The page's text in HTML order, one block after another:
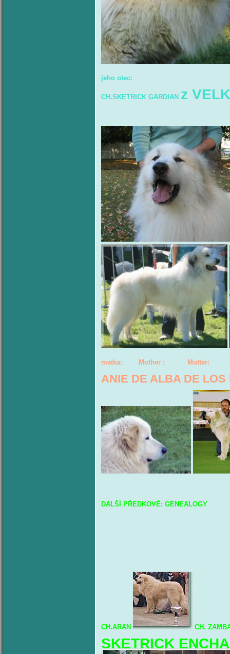
jeho otec:
CH.SKETRICK GARDIAN z
matka: Mother : Mutter:
ANIE DE ALBA DE
DALŠÍ PŘEDKOVÉ: GENEALOGY
CH.ARAN CH.
SKETRICK